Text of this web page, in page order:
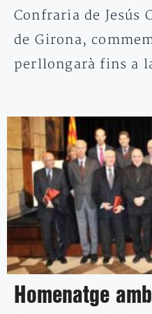
Confraria de Jesús
de Girona,
perllongarà fins a
Homenatge